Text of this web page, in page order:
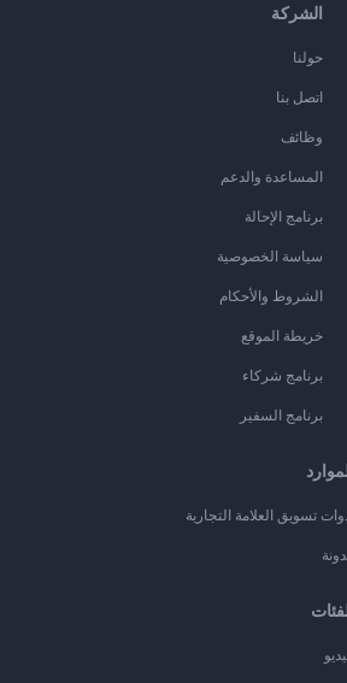
الشركة
حولنا
اتصل بنا
وظائف
المساعدة والدعم
برنامج الإحالة
سياسة الخصوصية
الشروط والأحكام
خريطة الموقع
برنامج شركاء
برنامج السفير
تسويق العلامة التجارية